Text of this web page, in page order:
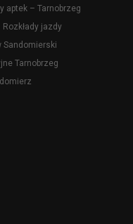
aptek – Tarnobrzeg
Rozkłady jazdy
Sandomierski
Tarnobrzeg